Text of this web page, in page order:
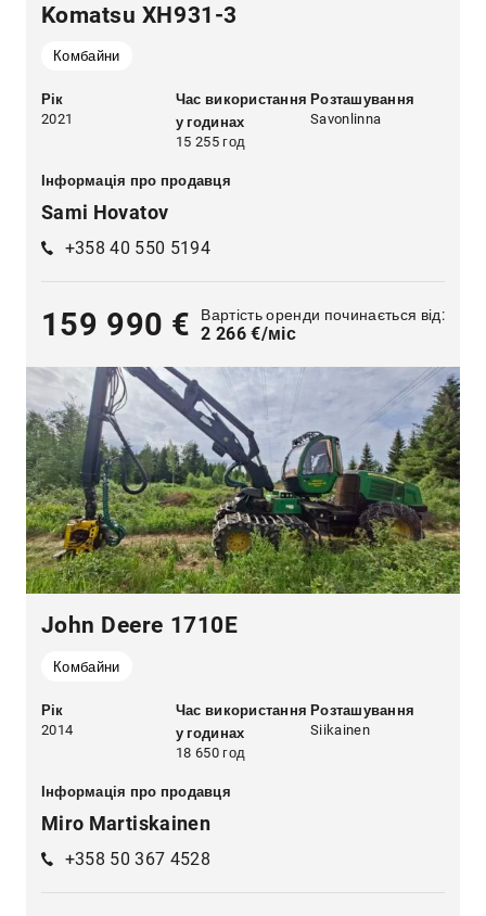
Komatsu XH931-3
Комбайни
Рік
2021
Час використання
у годинах
15 255 год
Розташування
Savonlinna
Інформація про продавця
Sami Hovatov
+358 40 550 5194
159 990 € Вартість оренди починається від:
2 266 €/міс
John Deere 1710E
Комбайни
Рік
2014
Час використання
у годинах
18 650 год
Розташування
Siikainen
Інформація про продавця
Miro Martiskainen
+358 50 367 4528